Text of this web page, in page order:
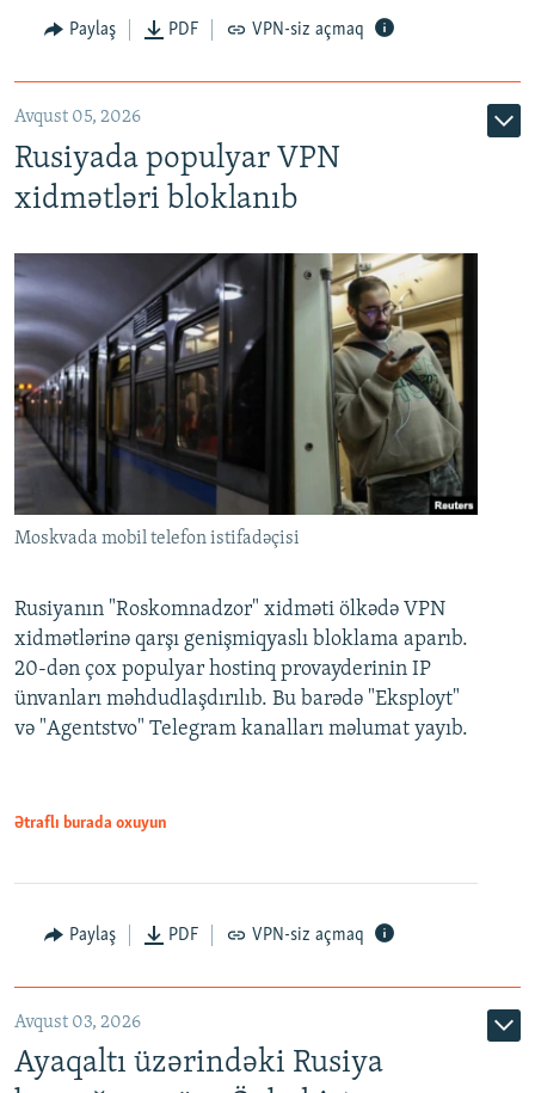
Paylaş PDF VPN-siz açmaq
Avqust 05, 2026
Rusiyada populyar VPN
xidmətləri bloklanıb
Moskvada mobil telefon istifadəçisi
Rusiyanın "Roskomnadzor" xidməti ölkədə VPN
xidmətlərinə qarşı genişmiqyaslı bloklama aparıb.
20-dən çox populyar hostinq provayderinin IP
ünvanları məhdudlaşdırılıb. Bu barədə "Eksployt"
və "Agentstvo" Telegram kanalları məlumat yayıb.
Ətraflı burada oxuyun
Paylaş PDF VPN-siz açmaq
Avqust 03, 2026
Ayaqaltı üzərindəki Rusiya